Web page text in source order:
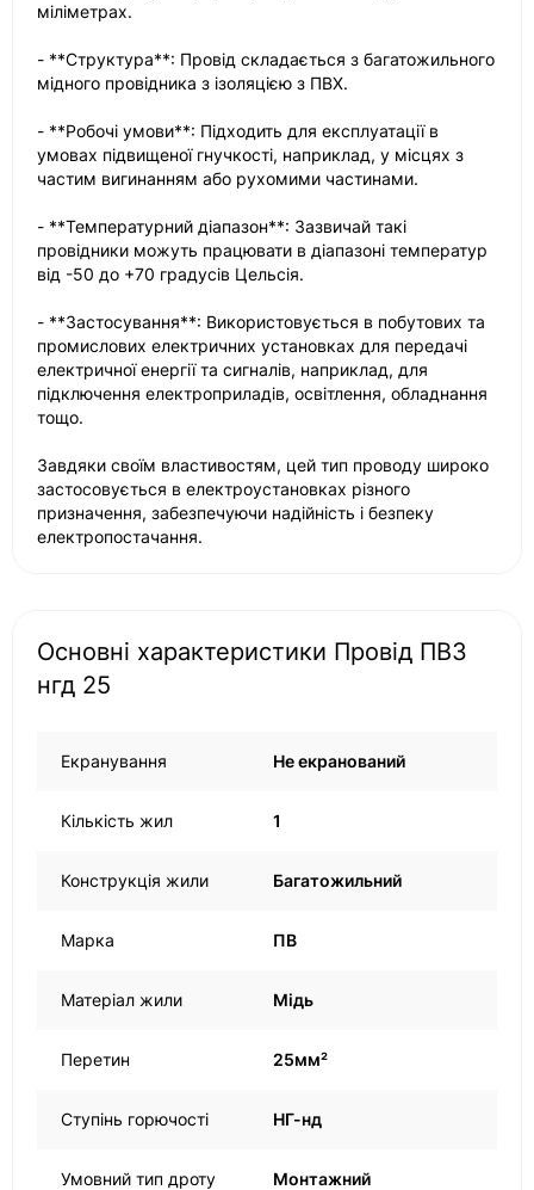
міліметрах.
- **Структура**: Провід складається з багатожильного
мідного провідника з ізоляцією з ПВХ.
- **Робочі умови**: Підходить для експлуатації в
умовах підвищеної гнучкості, наприклад, у місцях з
частим вигинанням або рухомими частинами.
- **Температурний діапазон**: Зазвичай такі
провідники можуть працювати в діапазоні температур
від -50 до +70 градусів Цельсія.
- **Застосування**: Використовується в побутових та
промислових електричних установках для передачі
електричної енергії та сигналів, наприклад, для
підключення електроприладів, освітлення, обладнання
тощо.
Завдяки своїм властивостям, цей тип проводу широко
застосовується в електроустановках різного
призначення, забезпечуючи надійність і безпеку
електропостачання.
Основні характеристики Провід ПВ3
нгд 25
Екранування Не екранований
Кількість жил 1
Конструкція жили Багатожильний
Марка ПВ
Матеріал жили Мідь
Перетин 25мм²
Ступінь горючості НГ-нд
Умовний тип дроту Монтажний